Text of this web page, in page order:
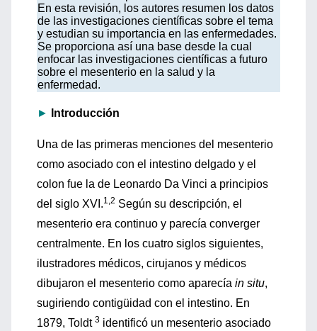
En esta revisión, los autores resumen los datos
de las investigaciones científicas sobre el tema
y estudian su importancia en las enfermedades.
Se proporciona así una base desde la cual
enfocar las investigaciones científicas a futuro
sobre el mesenterio en la salud y la
enfermedad.
► Introducción
Una de las primeras menciones del mesenterio
como asociado con el intestino delgado y el
colon fue la de Leonardo Da Vinci a principios
del siglo XVI.1,2 Según su descripción, el
mesenterio era continuo y parecía converger
centralmente. En los cuatro siglos siguientes,
ilustradores médicos, cirujanos y médicos
dibujaron el mesenterio como aparecía in situ,
sugiriendo contigüidad con el intestino. En
1879, Toldt 3 identificó un mesenterio asociado